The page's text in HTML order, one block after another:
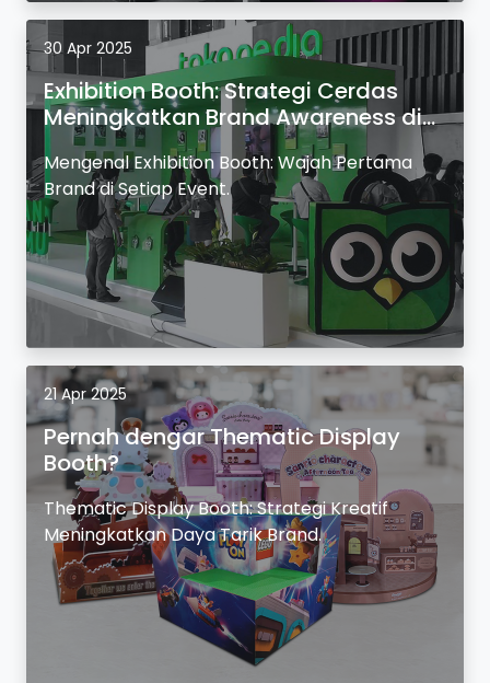
30 Apr 2025
Exhibition Booth: Strategi Cerdas
Meningkatkan Brand Awareness di
Event.
Mengenal Exhibition Booth: Wajah Pertama
Brand di Setiap Event.
21 Apr 2025
Pernah dengar Thematic Display
Booth?
Thematic Display Booth: Strategi Kreatif
Meningkatkan Daya Tarik Brand.